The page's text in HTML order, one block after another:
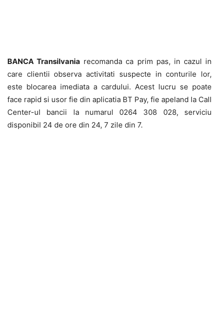
BANCA Transilvania recomanda ca prim pas, in cazul in
care clientii observa activitati suspecte in conturile lor,
este blocarea imediata a cardului. Acest lucru se poate
face rapid si usor fie din aplicatia BT Pay, fie apeland la Call
Center-ul bancii la numarul 0264 308 028, serviciu
disponibil 24 de ore din 24, 7 zile din 7.